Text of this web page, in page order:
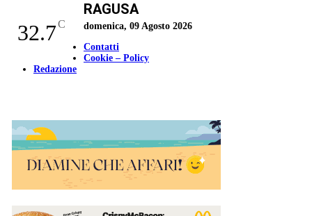
32.7C
RAGUSA
domenica, 09 Agosto 2026
Contatti
Cookie – Policy
Redazione